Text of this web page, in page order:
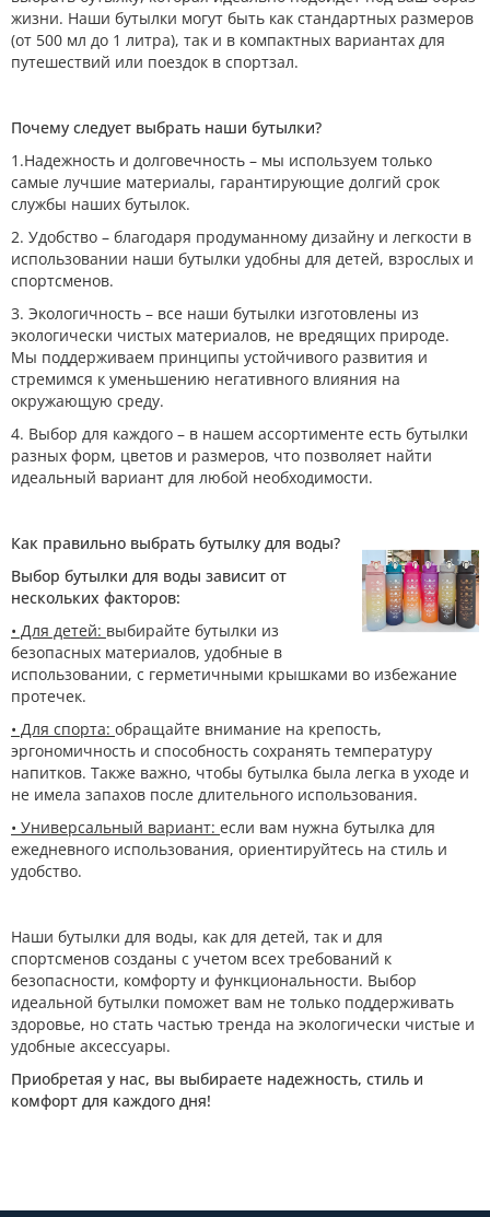
жизни. Наши бутылки могут быть как стандартных размеров
(от 500 мл до 1 литра), так и в компактных вариантах для
путешествий или поездок в спортзал.
Почему следует выбрать наши бутылки?
1.Надежность и долговечность – мы используем только
самые лучшие материалы, гарантирующие долгий срок
службы наших бутылок.
2. Удобство – благодаря продуманному дизайну и легкости в
использовании наши бутылки удобны для детей, взрослых и
спортсменов.
3. Экологичность – все наши бутылки изготовлены из
экологически чистых материалов, не вредящих природе.
Мы поддерживаем принципы устойчивого развития и
стремимся к уменьшению негативного влияния на
окружающую среду.
4. Выбор для каждого – в нашем ассортименте есть бутылки
разных форм, цветов и размеров, что позволяет найти
идеальный вариант для любой необходимости.
Как правильно выбрать бутылку для воды?
Выбор бутылки для воды зависит от
нескольких факторов:
• Для детей: выбирайте бутылки из
безопасных материалов, удобные в
использовании, с герметичными крышками во избежание
протечек.
• Для спорта: обращайте внимание на крепость,
эргономичность и способность сохранять температуру
напитков. Также важно, чтобы бутылка была легка в уходе и
не имела запахов после длительного использования.
• Универсальный вариант: если вам нужна бутылка для
ежедневного использования, ориентируйтесь на стиль и
удобство.
Наши бутылки для воды, как для детей, так и для
спортсменов созданы с учетом всех требований к
безопасности, комфорту и функциональности. Выбор
идеальной бутылки поможет вам не только поддерживать
здоровье, но стать частью тренда на экологически чистые и
удобные аксессуары.
Приобретая у нас, вы выбираете надежность, стиль и
комфорт для каждого дня!